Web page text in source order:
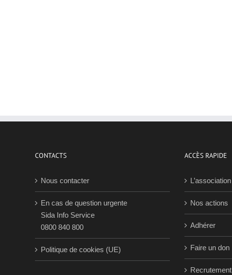
CONTACTS
Nous contacter
En cas de question urgente
Sida Info Service
0800 840 800
Politique de cookies (UE)
ACCÈS RAPIDE
L’association
Nos actions
Adhérer
Faire un don
Recrutement